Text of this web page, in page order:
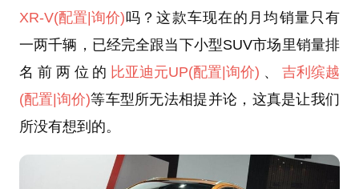
XR-V(配置 |询价)吗？这款车现在的月均销量只有
一两千辆，已经完全跟当下小型SUV市场里销量排
名前两位的 比亚迪元UP(配置 |询价) 、吉利缤越
(配置 |询价)等车型所无法相提并论，这真是让我们
所没有想到的。